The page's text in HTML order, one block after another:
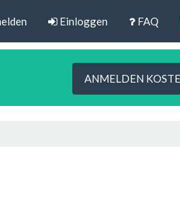
Einloggen FAQ
ANMELDEN